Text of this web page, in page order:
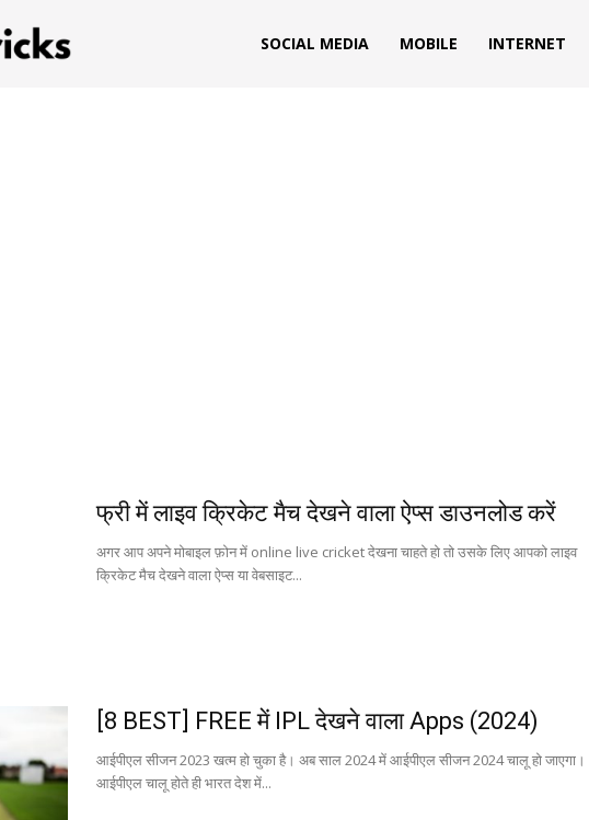
SOCIAL MEDIA MOBILE INTERNET
फ्री में लाइव क्रिकेट मैच देखने वाला ऐप्स डाउनलोड करें
अगर आप अपने मोबाइल फ़ोन में online live cricket देखना चाहते हो तो उसके लिए आपको लाइव
क्रिकेट मैच देखने वाला ऐप्स या वेबसाइट...
[8 BEST] FREE में IPL देखने वाला Apps (2024)
आईपीएल सीजन 2023 खत्म हो चुका है। अब साल 2024 में आईपीएल सीजन 2024 चालू हो जाएगा।
आईपीएल चालू होते ही भारत देश में...